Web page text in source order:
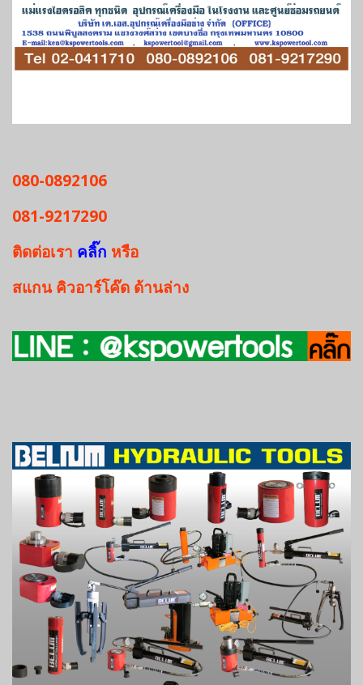
080-0892106
081-9217290
ติดต่อเรา คลิ๊ก หรือ
สแกนคิวอาร์โค๊ด ด้านล่าง